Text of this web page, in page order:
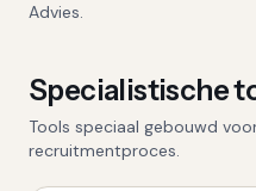
Advies.
Specialistische
Tools speciaal gebouwd
recruitmentproces.